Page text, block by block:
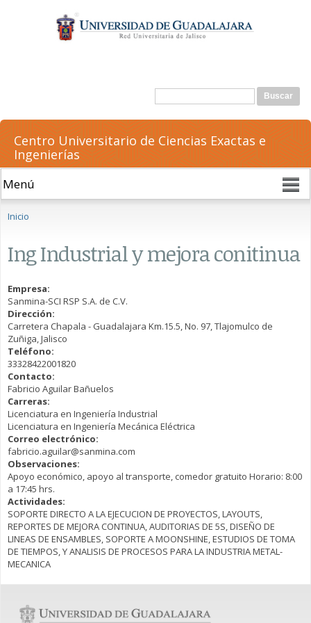
contenido
principal
Formulario de búsqueda
Buscar
Centro Universitario de Ciencias Exactas e
Ingenierías
Inicio
Ing Industrial y mejora conitinua
Empresa:
Sanmina-SCI RSP S.A. de C.V.
Dirección:
Carretera Chapala - Guadalajara Km.15.5, No. 97, Tlajomulco de
Zuñiga, Jalisco
Teléfono:
33328422001820
Contacto:
Fabricio Aguilar Bañuelos
Carreras:
Licenciatura en Ingeniería Industrial
Licenciatura en Ingeniería Mecánica Eléctrica
Correo electrónico:
fabricio.aguilar@sanmina.com
Observaciones:
Apoyo económico, apoyo al transporte, comedor gratuito Horario: 8:00
a 17:45 hrs.
Actividades:
SOPORTE DIRECTO A LA EJECUCION DE PROYECTOS, LAYOUTS,
REPORTES DE MEJORA CONTINUA, AUDITORIAS DE 5S, DISEÑO DE
LINEAS DE ENSAMBLES, SOPORTE A MOONSHINE, ESTUDIOS DE TOMA
DE TIEMPOS, Y ANALISIS DE PROCESOS PARA LA INDUSTRIA METAL-
MECANICA